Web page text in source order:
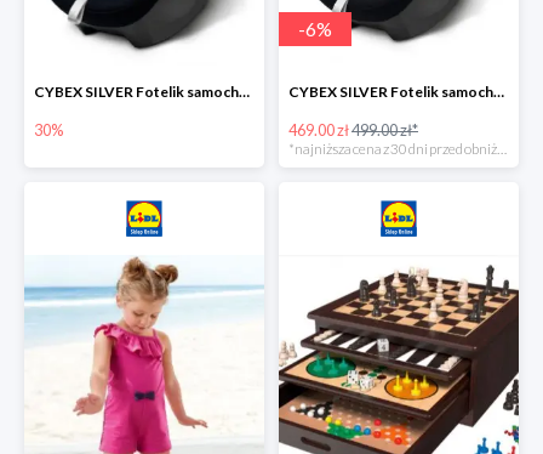
CYBEX SILVER Fotelik samochodowy -30%
30%
-6%
CYBEX SILVER Fotelik samochodowy + dostawa gratis!
469.00 zł499.00 zł*
*najniższa cena z 30 dni przed obniżką